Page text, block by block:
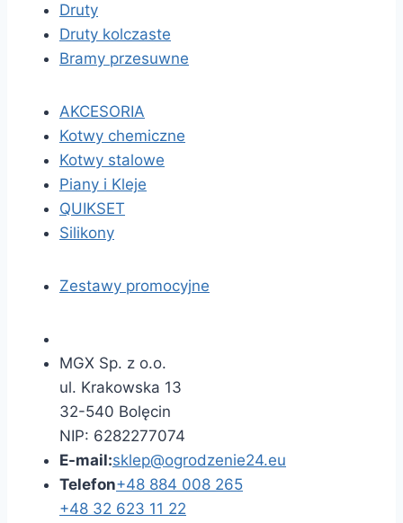
Druty
Druty kolczaste
Bramy przesuwne
AKCESORIA
Kotwy chemiczne
Kotwy stalowe
Piany i Kleje
QUIKSET
Silikony
Zestawy promocyjne
MGX Sp. z o.o.
ul. Krakowska 13
32-540 Bolęcin
NIP: 6282277074
E-mail:sklep@ogrodzenie24.eu
Telefon+48 884 008 265
+48 32 623 11 22